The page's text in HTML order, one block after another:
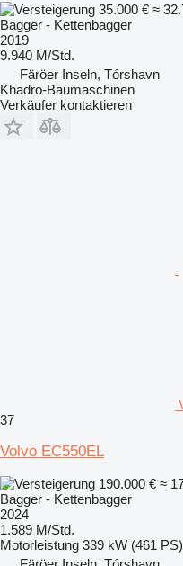
35.000 € ≈
Bagger - Kettenbagger
2019
9.940 M/Std.
Färöer Inseln, Tórshavn
Khadro-Baumaschinen
Verkäufer kontaktieren
37
Volvo EC550EL
190.000 € ≈
Bagger - Kettenbagger
2024
1.589 M/Std.
Motorleistung 339 kW (461 PS)